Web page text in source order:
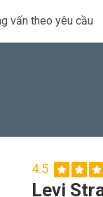
vấn theo yêu cầu
4.5
Levi